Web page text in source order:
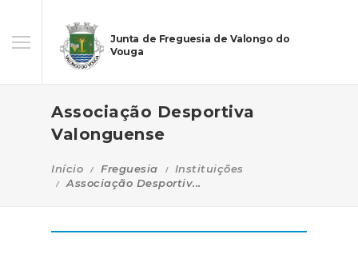
Junta de Freguesia de Valongo do
Vouga
Associação Desportiva
Valonguense
Início Freguesia
Instituições
Associação Desportiv...